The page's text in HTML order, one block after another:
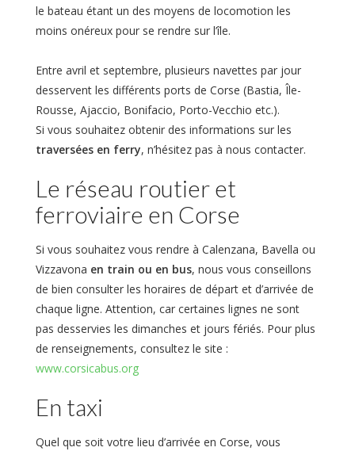
le bateau étant un des moyens de locomotion les
moins onéreux pour se rendre sur l’île.
Entre avril et septembre, plusieurs navettes par jour
desservent les différents ports de Corse (Bastia, Île-
Rousse, Ajaccio, Bonifacio, Porto-Vecchio etc.).
Si vous souhaitez obtenir des informations sur les
traversées en ferry, n’hésitez pas à nous contacter.
Le réseau routier et
ferroviaire en Corse
Si vous souhaitez vous rendre à Calenzana, Bavella ou
Vizzavona en train ou en bus, nous vous conseillons
de bien consulter les horaires de départ et d’arrivée de
chaque ligne. Attention, car certaines lignes ne sont
pas desservies les dimanches et jours fériés. Pour plus
de renseignements, consultez le site :
www.corsicabus.org
En taxi
Quel que soit votre lieu d’arrivée en Corse, vous